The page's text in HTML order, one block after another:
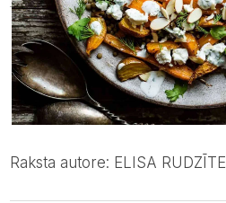
Raksta autore: ELISA RUDZĪTE